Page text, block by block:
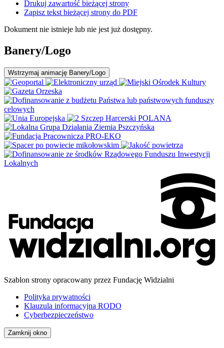
Drukuj zawartość bieżącej strony
Zapisz tekst bieżącej strony do PDF
Dokument nie istnieje lub nie jest już dostępny.
Banery/Logo
Wstrzymaj animację Banery/Logo
Szablon strony opracowany przez Fundację Widzialni
Polityka prywatności
Klauzula informacyjna RODO
Cyberbezpieczeństwo
Zamknij okno